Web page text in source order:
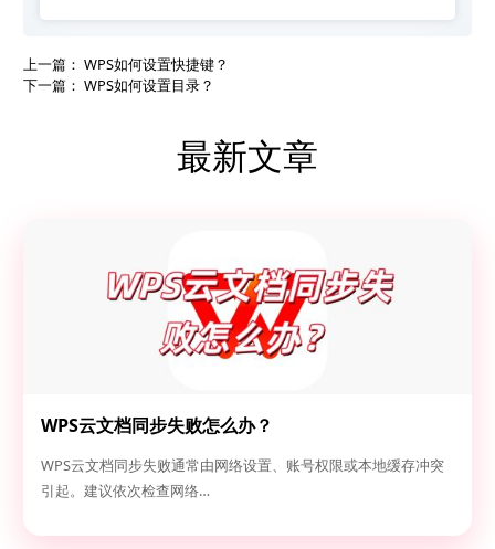
上一篇： WPS如何设置快捷键？
下一篇： WPS如何设置目录？
最新文章
WPS云文档同步失败怎么办？
WPS云文档同步失败通常由网络设置、账号权限或本地缓存冲突
引起。建议依次检查网络…